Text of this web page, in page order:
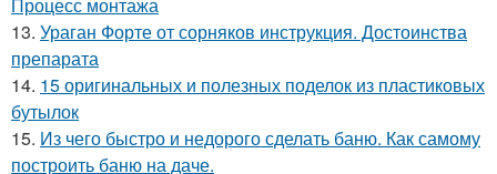
13. Ураган Форте от сорняков инструкция. Достоинства
препарата
14. 15 оригинальных и полезных поделок из пластиковых
бутылок
15. Из чего быстро и недорого сделать баню. Как самому
построить баню на даче.